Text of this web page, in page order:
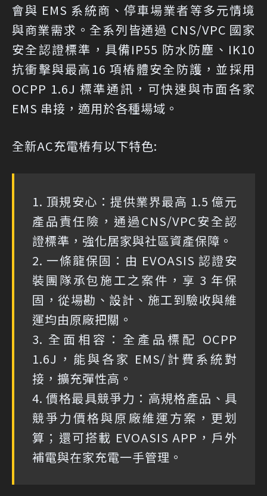
會與 EMS 系統商、停車場業者等多元情境
與商業需求。全系列皆通過 CNS/VPC 國家
安全認證標準，具備IP55 防水防塵、IK10
抗衝擊與最高16 項樁體安全防護，並採用
OCPP 1.6J 標準通訊，可快速與市面各家
EMS 串接，適用於各種場域。
全新AC充電樁有以下特色:
1. 頂規安心：提供業界最高 1.5 億元
產品責任險，通過CNS/VPC安全認
證標準，強化居家與社區資產保障。
2. 一條龍保固：由 EVOASIS 認證安
裝團隊承包施工之案件，享 3 年保
固，從場勘、設計、施工到驗收與維
運均由原廠把關。
3. 全面相容：全產品標配 OCPP
1.6J，能與各家 EMS/計費系統對
接，擴充彈性高。
4. 價格最具競爭力：高規格產品、具
競爭力價格與原廠維運方案，更划
算；還可搭載 EVOASIS APP，戶外
補電與在家充電一手管理。